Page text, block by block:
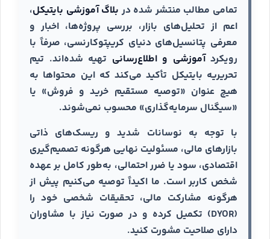
تمامی مطالب منتشر شده در بلاگ آموزشی بایتیکل،
اعم از تحلیل‌های بازار، بررسی پروژه‌ها، اخبار و
معرفی پتانسیل‌های دنیای کریپتوکارنسی، صرفاً با
رویکردآموزشی و اطلاع‌رسانی تهیه شده‌اند. تیم
تحریریه بایتیکل تأکید می‌کند که این محتواها به
هیچ عنوان «توصیه مستقیم خرید و فروش» یا
«سیگنال سرمایه‌گذاری» محسوب نمی‌شوند.
با توجه به نوسانات شدید و ریسک‌های ذاتی
بازارهای مالی، مسئولیت نهایی هرگونه تصمیم‌گیری
اقتصادی، سود یا ضرر احتمالی، به‌طور کامل بر عهده
شخص کاربر است. ما اکیداً توصیه می‌کنیم پیش از
هرگونه مشارکت مالی، تحقیقات شخصی خود را
(DYOR) تکمیل کرده و در صورت نیاز با مشاوران
دارای صلاحیت مشورت کنید.